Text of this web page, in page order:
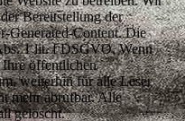
Bereitstellung der
Generated-Content. Die
1 lit. f DSGVO. Wenn
Ihre öffentlichen
weiterhin für alle Leser
mehr abrufbar. Alle
gelöscht.